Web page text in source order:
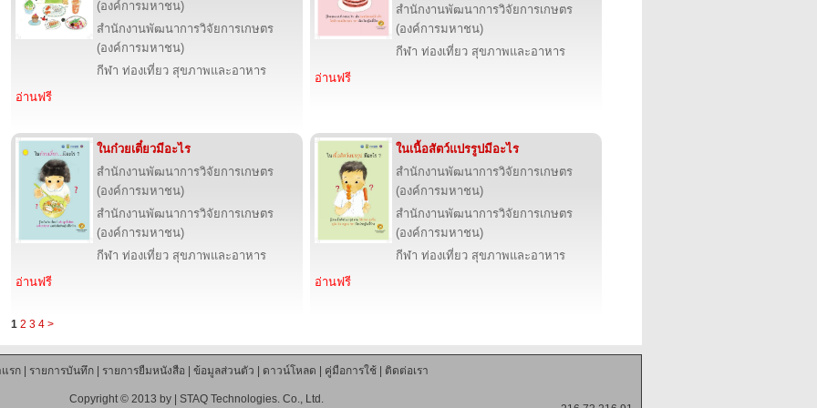
(องค์การมหาชน)
สำนักงานพัฒนาการวิจัยการเกษตร
(องค์การมหาชน)
กีฬา ท่องเที่ยว สุขภาพและอาหาร
อ่านฟรี
สำนักงานพัฒนาการวิจัยการเกษตร
(องค์การมหาชน)
กีฬา ท่องเที่ยว สุขภาพและอาหาร
อ่านฟรี
ในก๋วยเตี๋ยวมีอะไร
สำนักงานพัฒนาการวิจัยการเกษตร
(องค์การมหาชน)
สำนักงานพัฒนาการวิจัยการเกษตร
(องค์การมหาชน)
กีฬา ท่องเที่ยว สุขภาพและอาหาร
อ่านฟรี
ในเนื้อสัตว์แปรรูปมีอะไร
สำนักงานพัฒนาการวิจัยการเกษตร
(องค์การมหาชน)
สำนักงานพัฒนาการวิจัยการเกษตร
(องค์การมหาชน)
กีฬา ท่องเที่ยว สุขภาพและอาหาร
อ่านฟรี
1 2 3 4 >
รก| รายการบันทึก| รายการยืมหนังสือ ข้อมูลส่วนตัว ดาวน์โหลด คู่มือการใช้| ติดต่อเรา
Copyright © 2013 by | STAQ Technologies. Co., Ltd.